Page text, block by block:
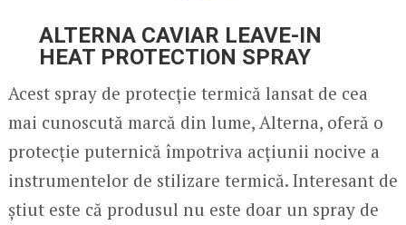
ALTERNA CAVIAR LEAVE-IN
HEAT PROTECTION SPRAY
Acest spray de protecție termică lansat de cea
mai cunoscută marcă din lume, Alterna, oferă o
protecție puternică împotriva acțiunii nocive a
instrumentelor de stilizare termică. Interesant de
știut este că produsul nu este doar un spray de